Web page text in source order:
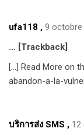
ufa118 , 9 octobre
… [Trackback]
[…] Read More on
abandon-a-la-
บริการส่ง SMS , 12